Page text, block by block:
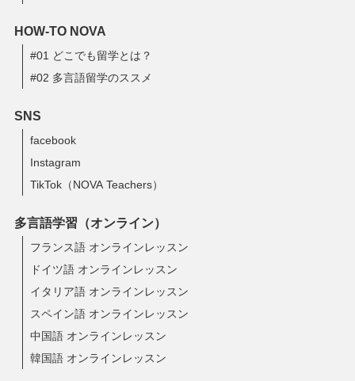
HOW-TO NOVA
#01 どこでも留学とは？
#02 多言語留学のススメ
SNS
facebook
Instagram
TikTok（NOVA Teachers）
多言語学習（オンライン）
フランス語 オンラインレッスン
ドイツ語 オンラインレッスン
イタリア語 オンラインレッスン
スペイン語 オンラインレッスン
中国語 オンラインレッスン
韓国語 オンラインレッスン